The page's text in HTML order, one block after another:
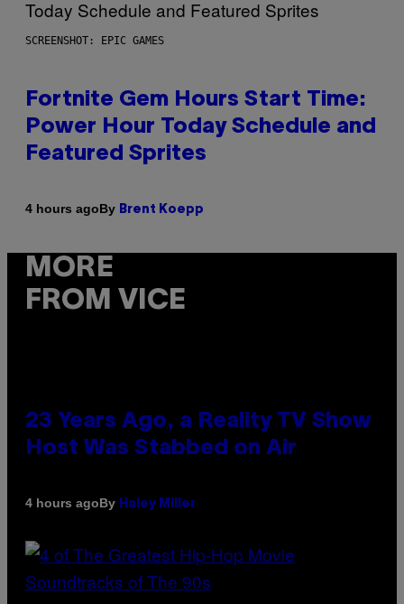
SCREENSHOT: EPIC GAMES
Fortnite Gem Hours Start Time:
Power Hour Today Schedule and
Featured Sprites
4 hours agoBy Brent Koepp
MORE
FROM VICE
23 Years Ago, a Reality TV Show
Host Was Stabbed on Air
4 hours agoBy Haley Miller